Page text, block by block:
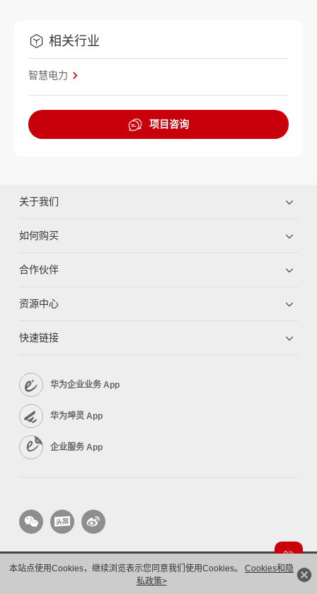
本站点使用Cookies，继续浏览表示您同意我们使用Cookies。 Cookies和隐
私政策>
相关行业
智慧电力
项目咨询
关于我们
如何购买
合作伙伴
资源中心
快速链接
华为企业业务 App
华为坤灵 App
企业服务 App
版权所有 © 华为技术有限公司 1998-2026。 保留一切权利。粤A2-20044005号
隐私保护
法律声明